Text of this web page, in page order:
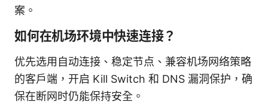
案。
如何在机场环境中快速连接？
优先选用自动连接、稳定节点、兼容机场网络策略
的客户端，开启 Kill Switch 和 DNS 漏洞保护，确
保在断网时仍能保持安全。